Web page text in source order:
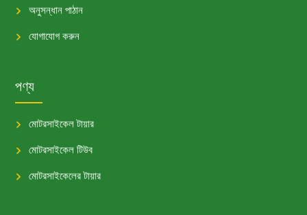
অনুসন্ধান পাঠান
যোগাযোগ করুন
পণ্য
মোটরসাইকেল টায়ার
মোটরসাইকেল টিউব
মোটরসাইকেলের টায়ার